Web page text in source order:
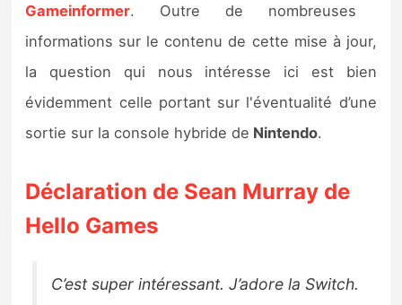
Sorties de jeux
Bons plans
Guides
Gameinformer. Outre de nombreuses
informations sur le contenu de cette mise à jour,
la question qui nous intéresse ici est bien
évidemment celle portant sur l'éventualité d’une
sortie sur la console hybride de Nintendo.
Déclaration de Sean Murray de
Hello Games
C’est super intéressant. J’adore la Switch.